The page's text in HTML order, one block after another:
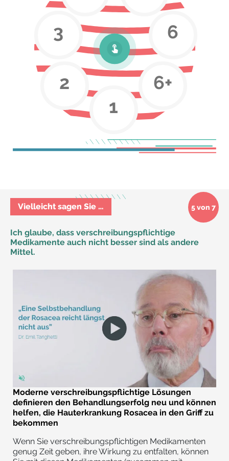
1
2
3
6
6+
Ich glaube, dass verschreibungspflichtige
Medikamente auch nicht besser sind als andere
Mittel.
Vielleicht sagen Sie … 5 von 7
Moderne verschreibungspflichtige Lösungen
definieren den Behandlungserfolg neu und können
helfen, die Hauterkrankung Rosacea in den Griff zu
bekommen
Wenn Sie verschreibungspflichtigen Medikamenten
genug Zeit geben, ihre Wirkung zu entfalten, können